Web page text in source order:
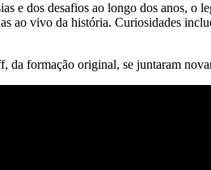
e dos desafios ao longo dos anos, o
ao vivo da história. Curiosidades
da formação original, se juntaram